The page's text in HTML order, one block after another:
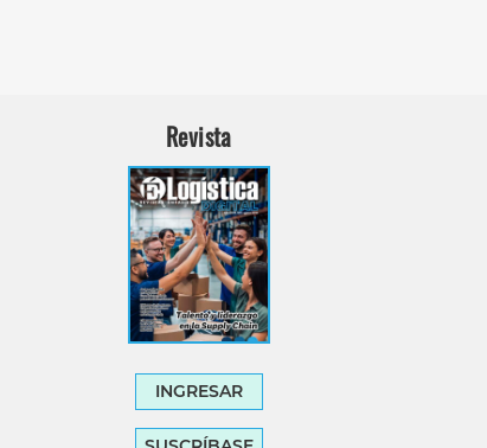
Revista
INGRESAR